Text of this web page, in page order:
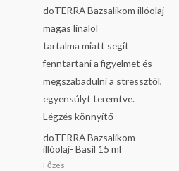
doTERRA Bazsalikom
illóolaj- Basil 15 ml
Főzés